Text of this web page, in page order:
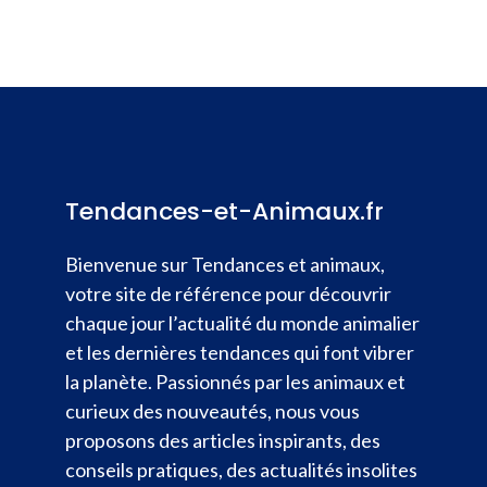
Tendances-et-Animaux.fr
Bienvenue sur Tendances et animaux,
votre site de référence pour découvrir
chaque jour l’actualité du monde animalier
et les dernières tendances qui font vibrer
la planète. Passionnés par les animaux et
curieux des nouveautés, nous vous
proposons des articles inspirants, des
conseils pratiques, des actualités insolites